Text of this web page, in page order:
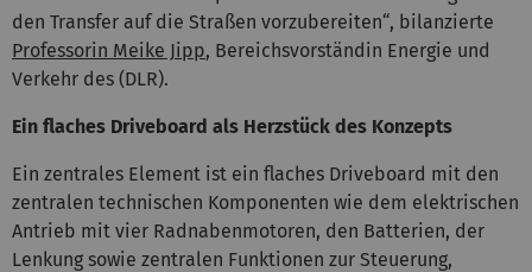
den Transfer auf die Straßen vorzubereiten“, bilanzierte
Professorin Meike Jipp, Bereichsvorständin Energie und
Verkehr des (DLR).
Ein flaches Driveboard als Herzstück des Konzepts
Ein zentrales Element ist ein flaches Driveboard mit den
zentralen technischen Komponenten wie dem elektrischen
Antrieb mit vier Radnabenmotoren, den Batterien, der
Lenkung sowie zentralen Funktionen zur Steuerung,